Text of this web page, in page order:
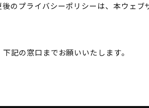
のプライバシーポリシーは、本ウェブ
記の窓口までお願いいたします。